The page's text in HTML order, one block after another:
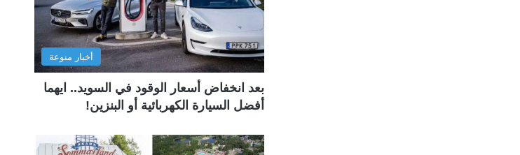
أخبار منوعة
بعد انخفاض أسعار الوقود في السويد.. ايهما
أفضل السيارة الكهربائية أو البنزين!